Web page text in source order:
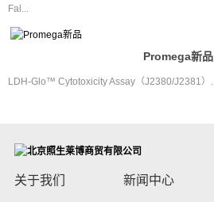
Fal...
Promega新品
LDH-Glo™ Cytotoxicity Assay（J2380/J2381）...
关于我们 新闻中心